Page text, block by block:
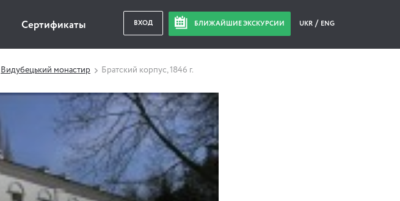
Сертификаты ВХОД БЛИЖАЙШИЕ ЭКСКУРСИИ UKR ENG
Видубецький монастир Братский корпус, 1846 г.